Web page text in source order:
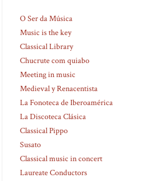
O Ser da Música
Music is the key
Classical Library
Chucrute com quiabo
Meeting in music
Medieval y Renacentista
La Fonoteca de Iberoamérica
La Discoteca Clásica
Classical Pippo
Susato
Classical music in concert
Laureate Conductors